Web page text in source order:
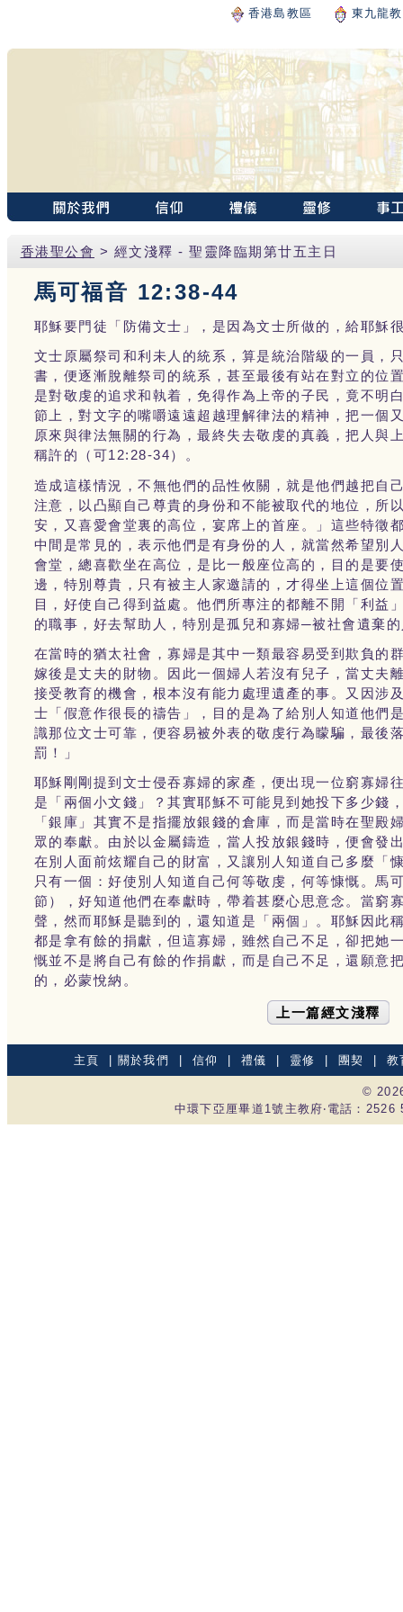
香港島教區 東九龍
香港聖公會 > 經文淺釋 - 聖靈降臨期第廿五主日
馬可福音 12:38-44
耶穌要門徒「防備文士」，是因為文士所做的，給耶穌
文士原屬祭司和利未人的統系，算是統治階級的一員，
書，便逐漸脫離祭司的統系，甚至最後有站在對立的位
是對敬虔的追求和執着，免得作為上帝的子民，竟不明
節上，對文字的嘴嚼遠遠超越理解律法的精神，把一個
原來與律法無關的行為，最終失去敬虔的真義，把人與
稱許的（可12:28-34）。
造成這樣情況，不無他們的品性攸關，就是他們越把自
注意，以凸顯自己尊貴的身份和不能被取代的地位，所
安，又喜愛會堂裏的高位，宴席上的首座。」這些特徵
中間是常見的，表示他們是有身份的人，就當然希望別
會堂，總喜歡坐在高位，是比一般座位高的，目的是要
邊，特別尊貴，只有被主人家邀請的，才得坐上這個位
目，好使自己得到益處。他們所專注的都離不開「利益
的職事，好去幫助人，特別是孤兒和寡婦─被社會遺棄
在當時的猶太社會，寡婦是其中一類最容易受到欺負的
嫁後是丈夫的財物。因此一個婦人若沒有兒子，當丈夫
接受教育的機會，根本沒有能力處理遺產的事。又因涉
士「假意作很長的禱告」，目的是為了給別人知道他們
識那位文士可靠，便容易被外表的敬虔行為矇騙，最後
罰！」
耶穌剛剛提到文士侵吞寡婦的家產，便出現一位窮寡婦
是「兩個小文錢」？其實耶穌不可能見到她投下多少錢
「銀庫」其實不是指擺放銀錢的倉庫，而是當時在聖
眾的奉獻。由於以金屬鑄造，當人投放銀錢時，便會發
在別人面前炫耀自己的財富，又讓別人知道自己多麼「
只有一個：好使別人知道自己何等敬虔，何等慷慨。馬
節），好知道他們在奉獻時，帶着甚麼心思意念。當窮
聲，然而耶穌是聽到的，還知道是「兩個」。耶穌因此
都是拿有餘的捐獻，但這寡婦，雖然自己不足，卻把她
慨並不是將自己有餘的作捐獻，而是自己不足，還願意
的，必蒙悅納。
上一篇經文淺釋
主頁 關於我們 信仰 禮儀 靈修 團契 |教
©
中環下亞厘畢道1號主教府‧電話：